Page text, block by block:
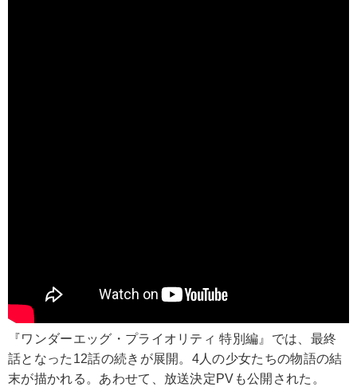
『ワンダーエッグ・プライオリティ 特別編』では、最終
話となった12話の続きが展開。4人の少女たちの物語の結
末が描かれる。あわせて、放送決定PVも公開された。